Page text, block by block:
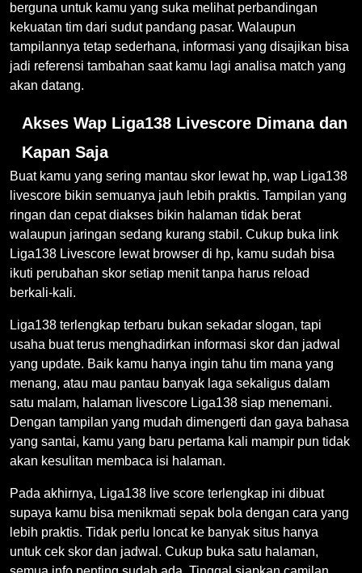
berguna untuk kamu yang suka melihat perbandingan
kekuatan tim dari sudut pandang pasar. Walaupun
tampilannya tetap sederhana, informasi yang disajikan bisa
jadi referensi tambahan saat kamu lagi analisa match yang
akan datang.
Akses Wap Liga138 Livescore Dimana dan
Kapan Saja
Buat kamu yang sering mantau skor lewat hp, wap Liga138
livescore bikin semuanya jauh lebih praktis. Tampilan yang
ringan dan cepat diakses bikin halaman tidak berat
walaupun jaringan sedang kurang stabil. Cukup buka link
Liga138 Livescore lewat browser di hp, kamu sudah bisa
ikuti perubahan skor setiap menit tanpa harus reload
berkali-kali.
Liga138 terlengkap terbaru bukan sekadar slogan, tapi
usaha buat terus menghadirkan informasi skor dan jadwal
yang update. Baik kamu hanya ingin tahu tim mana yang
menang, atau mau pantau banyak laga sekaligus dalam
satu malam, halaman livescore Liga138 siap menemani.
Dengan tampilan yang mudah dimengerti dan gaya bahasa
yang santai, kamu yang baru pertama kali mampir pun tidak
akan kesulitan membaca isi halaman.
Pada akhirnya, Liga138 live score terlengkap ini dibuat
supaya kamu bisa menikmati sepak bola dengan cara yang
lebih praktis. Tidak perlu loncat ke banyak situs hanya
untuk cek skor dan jadwal. Cukup buka satu halaman,